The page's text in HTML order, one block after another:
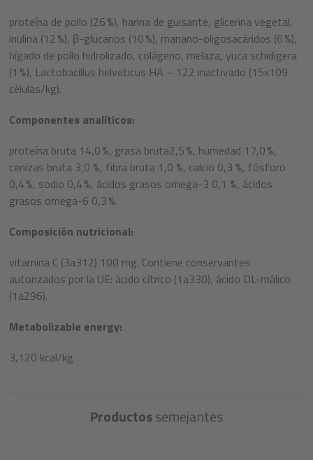
proteína de pollo (26 %), harina de guisante, glicerina vegetal,
inulina (12 %), β-glucanos (10 %), manano-oligosacáridos (6 %),
hígado de pollo hidrolizado, colágeno, melaza, yuca schidigera
(1 %), Lactobacillus helveticus HA – 122 inactivado (15x109
células/kg).
Componentes analíticos:
proteína bruta 14,0 %, grasa bruta2,5 %, humedad 17,0 %,
cenizas bruta 3,0 %, fibra bruta 1,0 %, calcio 0,3 %, fósforo
0,4 %, sodio 0,4 %, ácidos grasos omega-3 0,1 %, ácidos
grasos omega-6 0,3 %.
Composición nutricional:
vitamina C (3a312) 100 mg. Contiene conservantes
autorizados por la UE: ácido cítrico (1a330), ácido DL-málico
(1a296).
Metabolizable energy:
3,120 kcal/kg
Productossemejantes